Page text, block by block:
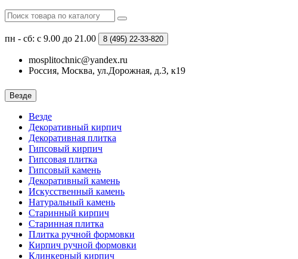
пн - сб: с 9.00 до 21.00 8 (495) 22-33-820
mosplitochnic@yandex.ru
Россия, Москва, ул.Дорожная, д.3, к19
Везде
Везде
Декоративный кирпич
Декоративная плитка
Гипсовый кирпич
Гипсовая плитка
Гипсовый камень
Декоративный камень
Искусственный камень
Натуральный камень
Старинный кирпич
Старинная плитка
Плитка ручной формовки
Кирпич ручной формовки
Клинкерный кирпич